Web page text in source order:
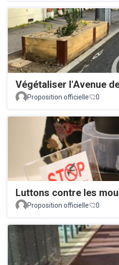
Végétaliser l'Avenue
Proposition officielle
0
Luttons contre les
Proposition officielle
0